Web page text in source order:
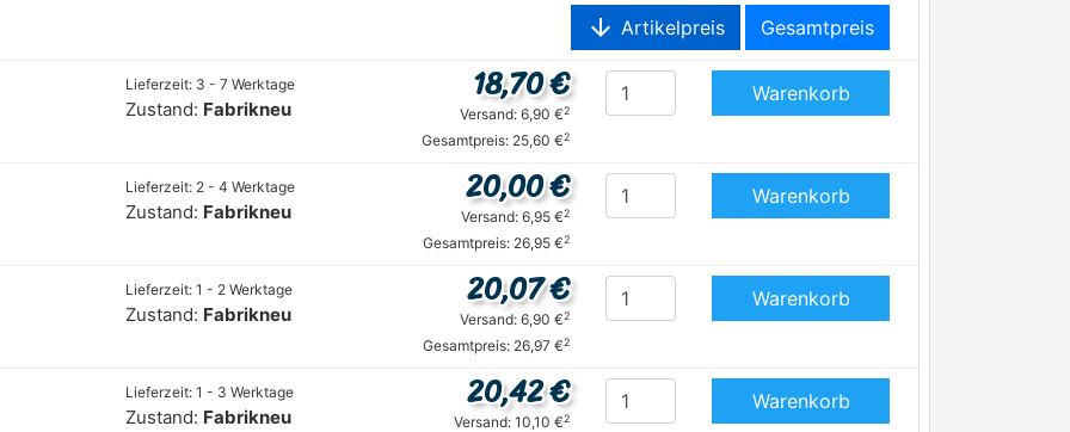
arrow_downward Artikelpreis Gesamtpreis
Lieferzeit: 3 - 7 Werktage
Zustand: Fabrikneu
18,70 €
Versand: 6,90 €2
Gesamtpreis: 25,60 €2
Warenkorb
Lieferzeit: 2 - 4 Werktage
Zustand: Fabrikneu
20,00 €
Versand: 6,95 €2
Gesamtpreis: 26,95 €2
Warenkorb
Lieferzeit: 1 - 2 Werktage
Zustand: Fabrikneu
20,07 €
Versand: 6,90 €2
Gesamtpreis: 26,97 €2
Warenkorb
Lieferzeit: 1 - 3 Werktage
Zustand: Fabrikneu
20,42 €
Versand: 10,10 €2
Warenkorb